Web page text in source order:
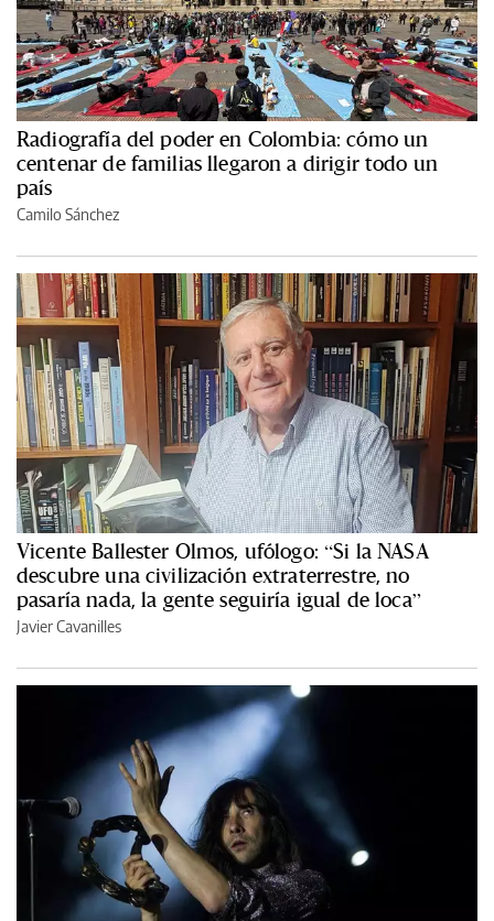
Radiografía del poder en Colombia: cómo un
centenar de familias llegaron a dirigir todo un
país
Camilo Sánchez
Vicente Ballester Olmos, ufólogo: “Si la NASA
descubre una civilización extraterrestre, no
pasaría nada, la gente seguiría igual de loca”
Javier Cavanilles